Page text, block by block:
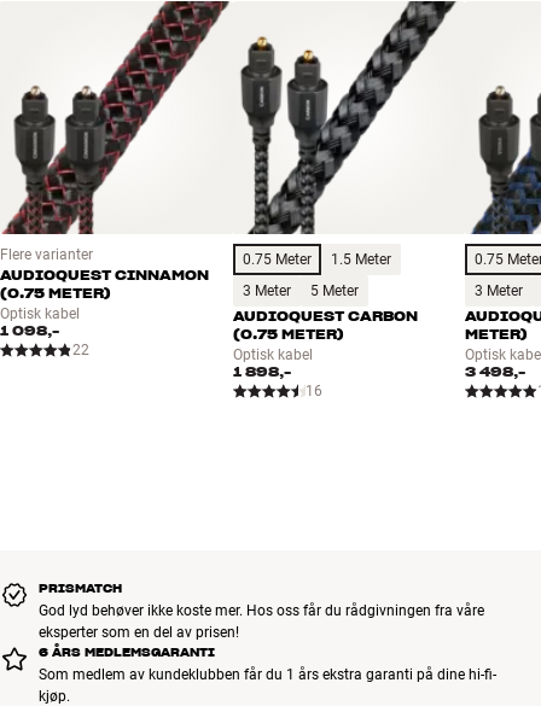
Flere varianter
AUDIOQUEST CINNAMON
(0.75 METER)
Optisk kabel
1 098,-
22
0.75 Meter
1.5 Meter
3 Meter
5 Meter
AUDIOQUEST CARBON
(0.75 METER)
Optisk kabel
1 898,-
16
0.75
3 Meter
METER)
Optisk
3 498,-
PRISMATCH
God lyd behøver ikke koste mer. Hos oss får du rådgivningen fra våre
eksperter som en del av prisen!
6 ÅRS MEDLEMSGARANTI
Som medlem av kundeklubben får du 1 års ekstra garanti på dine hi-fi-
kjøp.